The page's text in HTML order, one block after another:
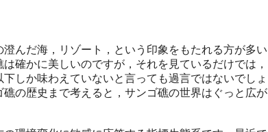
んだ海，リゾート，という印象をもたれる方が多い
確かに美しいのですが，それを見ているだけでは，
しか味わえていないと言っても過言ではないでしょ
の歴史まで考えると，サンゴ礁の世界はぐっと広が